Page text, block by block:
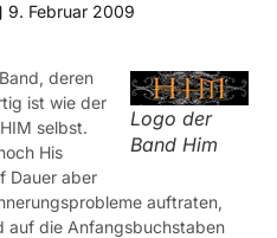
9. Februar 2009
Logo der
Band Him
deren
ist wie der
selbst.
His
Dauer aber
auftraten,
auf die Anfangsbuchstaben